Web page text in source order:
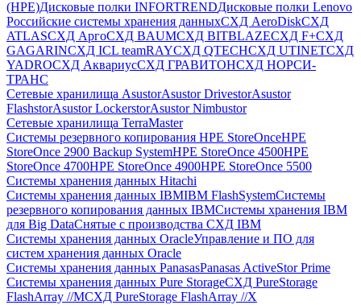
(HPE)Дисковые полки INFORTRENDДисковые полки Lenovo
Российские системы хранения данныхСХД AeroDiskСХД
ATLASСХД AргоСХД BAUMСХД BITBLAZEСХД F+СХД
GAGARINСХД ICL teamRAYСХД QTECHСХД UTINETСХД
YADROСХД АквариусСХД ГРАВИТОНСХД НОРСИ-
ТРАНС
Сетевые хранилища AsustorAsustor DrivestorAsustor
FlashstorAsustor LockerstorAsustor Nimbustor
Сетевые хранилища TerraMaster
Системы резервного копирования HPE StoreOnceHPE
StoreOnce 2900 Backup SystemHPE StoreOnce 4500HPE
StoreOnce 4700HPE StoreOnce 4900HPE StoreOnce 5500
Системы хранения данных Hitachi
Системы хранения данных IBMIBM FlashSystemСистемы
резервного копирования данных IBMСистемы хранения IBM
для Big DataСнятые с производства СХД IBM
Системы хранения данных OracleУправление и ПО для
систем хранения данных Oracle
Системы хранения данных PanasasPanasas ActiveStor Prime
Системы хранения данных Pure StorageСХД PureStorage
FlashArray //MСХД PureStorage FlashArray //X